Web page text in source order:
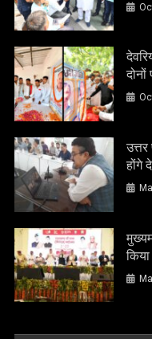
होंगे